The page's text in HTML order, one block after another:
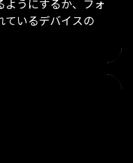
ようにするか、フォ
ているデバイスの